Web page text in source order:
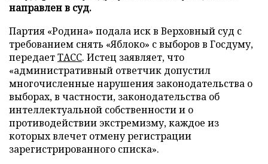
направлен в суд.
Партия «Родина» подала иск в Верховный суд с
требованием снять «Яблоко» с выборов в Госдуму,
передаетТАСС. Истец заявляет, что
«административный ответчик допустил
многочисленные нарушения законодательства о
выборах, в частности, законодательства об
интеллектуальной собственности и о
противодействии экстремизму, каждое из
которых влечет отмену регистрации
зарегистрированного списка».